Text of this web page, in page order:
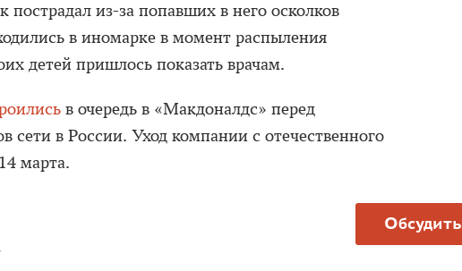
из-за попавших в него осколков
в иномарке в момент распыления
детей пришлось показать врачам.
в очередь в «Макдоналдс» перед
сети в России. Уход компании с отечественного
марта.
Обсудить